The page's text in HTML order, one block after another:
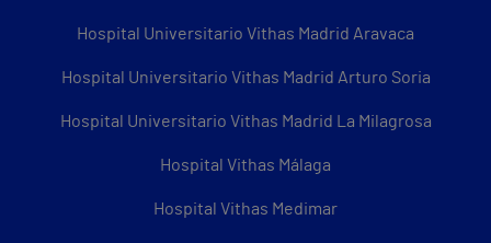
Hospital Universitario Vithas Madrid Aravaca
Hospital Universitario Vithas Madrid Arturo Soria
Hospital Universitario Vithas Madrid La Milagrosa
Hospital Vithas Málaga
Hospital Vithas Medimar